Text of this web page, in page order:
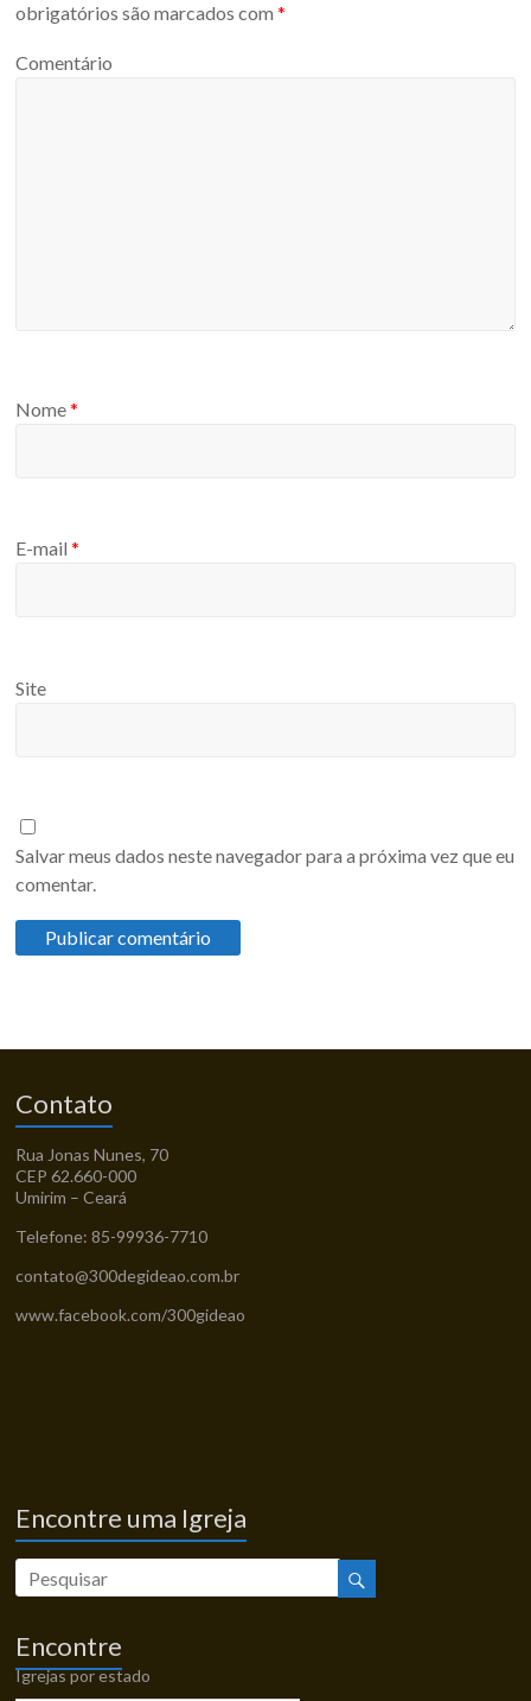
obrigatórios são marcados com*
Comentário
Nome*
E-mail*
Site
Salvar meus dados neste navegador para a próxima vez que eu
comentar.
Contato
Rua Jonas Nunes, 70
CEP 62.660-000
Umirim – Ceará
Telefone: 85-99936-7710
contato@300degideao.com.br
www.facebook.com/300gideao
Encontre uma Igreja
Encontre
Igrejas por estado